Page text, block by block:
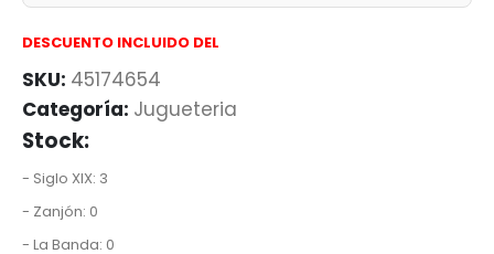
DESCUENTO INCLUIDO DEL
SKU: 45174654
Categoría: Jugueteria
Stock:
- Siglo XIX: 3
- Zanjón: 0
- La Banda: 0